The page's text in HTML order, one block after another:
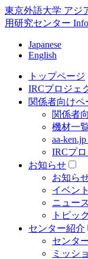
東京外語大学 アジ
用研究センター
Japanese
English
トップページ
IRCプロジェ
関係者向けペ
関係者
機材一
aa-
IRCプ
お知らせ
お知ら
イベント
ニュース
トピッ
センター紹介
センタ
ミッシ